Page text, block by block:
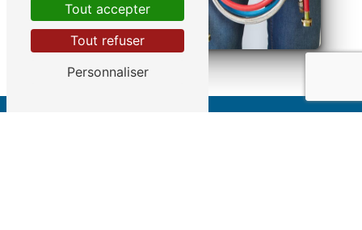
Tout accepter
Tout refuser
Personnaliser